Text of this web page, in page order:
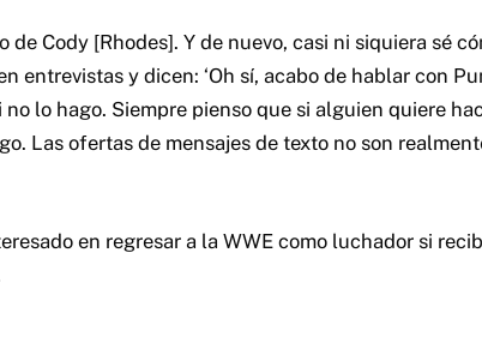
Cody [Rhodes]. Y de nuevo, casi ni siquiera sé
entrevistas y dicen: ‘Oh sí, acabo de hablar con
lo hago. Siempre pienso que si alguien quiere
Las ofertas de mensajes de texto no son
en regresar a la WWE como luchador si